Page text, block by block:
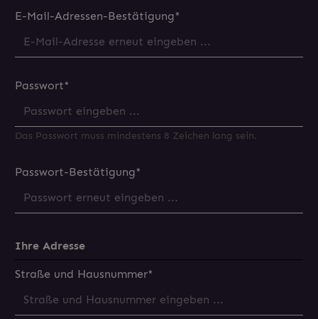
E-Mail-Adressen-Bestätigung*
Passwort*
Das Passwort muss mindestens 8 Zeichen lang sein.
Passwort-Bestätigung*
Ihre Adresse
Straße und Hausnummer*